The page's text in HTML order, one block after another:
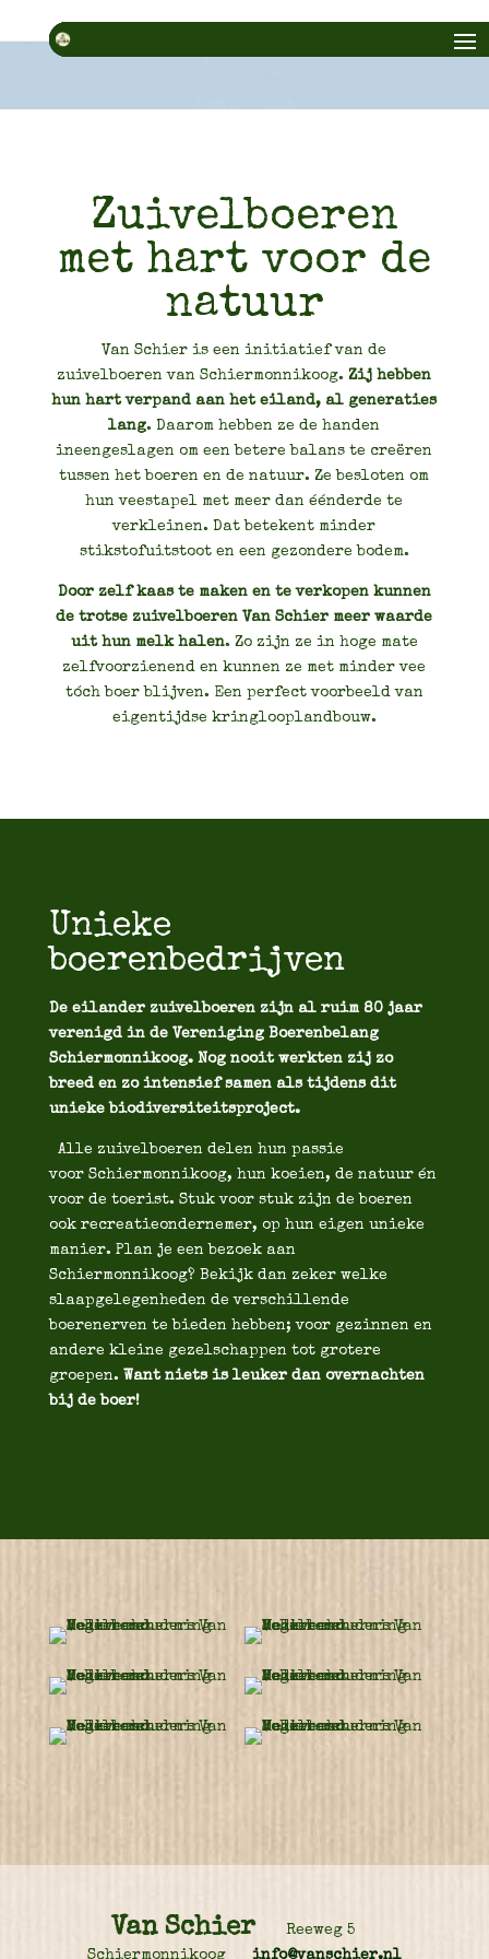
Zuivelboeren
met hart voor de
natuur
Van Schier is een initiatief van de
zuivelboeren van Schiermonnikoog.Zij hebben
hun hart verpand aan het eiland, al generaties
lang. Daarom hebben ze de handen
ineengeslagen om een betere balans te creëren
tussen het boeren en de natuur. Ze besloten om
hun veestapel met meer dan éénderde te
verkleinen. Dat betekent minder
stikstofuitstoot en een gezondere bodem.
Door zelf kaas te maken en te verkopen kunnen
de trotse zuivelboeren Van Schier meer waarde
uit hun melk halen. Zo zijn ze in hoge mate
zelfvoorzienend en kunnen ze met minder vee
tóch boer blijven. Een perfect voorbeeld van
eigentijdse kringlooplandbouw.
Unieke
boerenbedrijven
De eilander zuivelboeren zijn al ruim 80 jaar
verenigd in de Vereniging Boerenbelang
Schiermonnikoog. Nog nooit werkten zij zo
breed en zo intensief samen als tijdens dit
unieke biodiversiteitsproject.
Alle zuivelboeren delen hun passie
voor Schiermonnikoog, hun koeien, de natuur én
voor de toerist. Stuk voor stuk zijn de boeren
ook recreatieondernemer, op hun eigen unieke
manier. Plan je een bezoek aan
Schiermonnikoog? Bekijk dan zeker welke
slaapgelegenheden de verschillende
boerenerven te bieden hebben; voor gezinnen en
andere kleine gezelschappen tot grotere
groepen. Want niets is leuker dan overnachten
bij de boer!
Van Schier Reeweg 5
Schiermonnikoog info@vanschier.nl